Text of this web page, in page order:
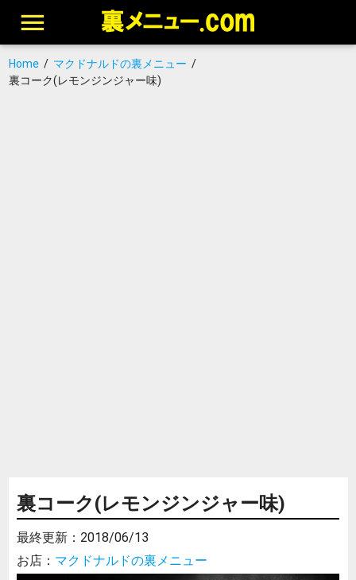
Home/ マクドナルドの裏メニュー /
裏コーク(レモンジンジャー味)
裏コーク(レモンジンジャー味)
最終更新： 2018/06/13
お店： マクドナルドの裏メニュー